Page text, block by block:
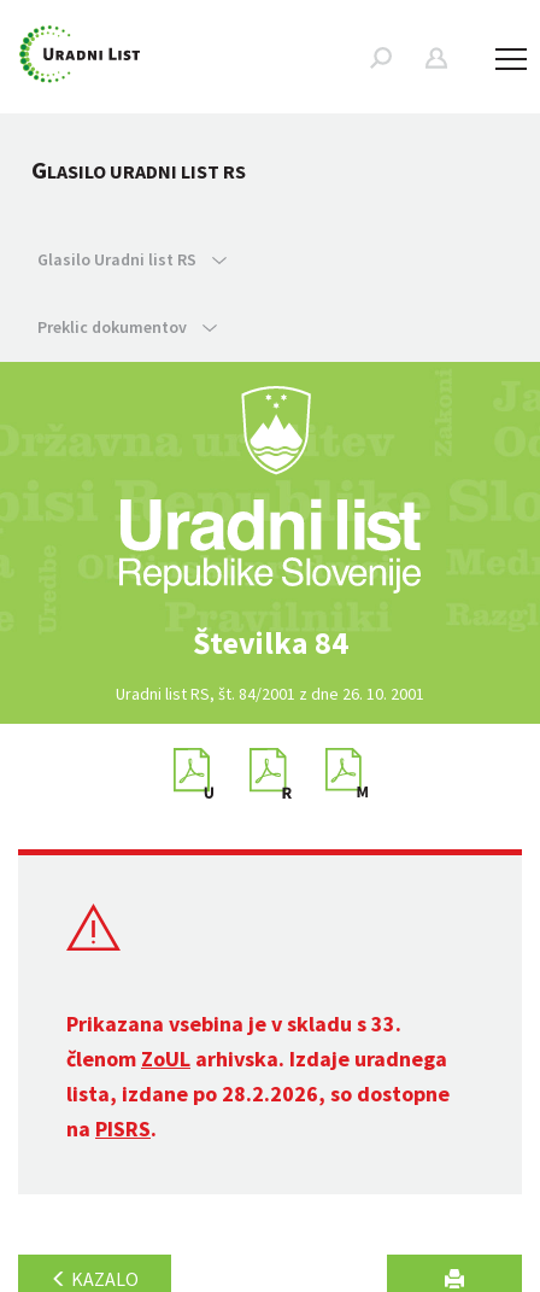
GLASILO URADNI LIST RS
Glasilo Uradni list RS
Preklic dokumentov
Številka 84
Uradni list RS, št. 84/2001 z dne 26. 10. 2001
Prikazana vsebina je v skladu s 33.
členom ZoUL arhivska. Izdaje uradnega
lista, izdane po 28.2.2026, so dostopne
na PISRS.
KAZALO